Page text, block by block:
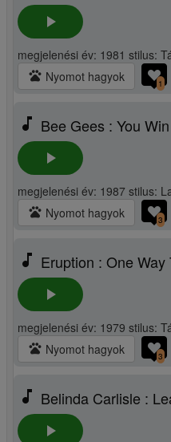
play_arrow
megjelenési év: 1981 stilus:
pets Nyomot hagyok 1
music_note Bee Gees : You
play_arrow
megjelenési év: 1987 stilus:
pets Nyomot hagyok 3
music_note Eruption : One Way
play_arrow
megjelenési év: 1979 stilus:
pets Nyomot hagyok 3
music_note Belinda Carlisle :
play_arrow